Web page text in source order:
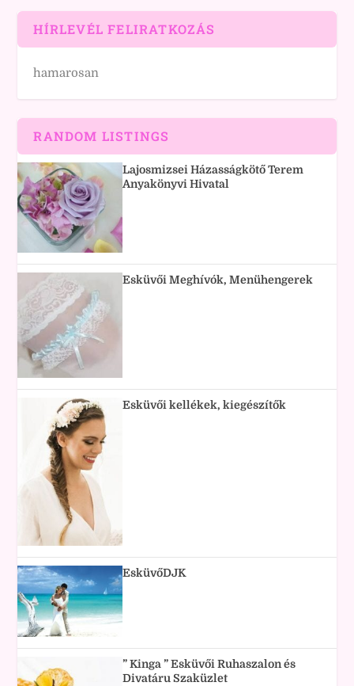
HÍRLEVÉL FELIRATKOZÁS
hamarosan
RANDOM LISTINGS
Lajosmizsei Házasságkötő Terem
Anyakönyvi Hivatal
Esküvői Meghívók, Menühengerek
Esküvői kellékek, kiegészítők
EsküvőDJK
” Kinga ” Esküvői Ruhaszalon és
Divatáru Szaküzlet